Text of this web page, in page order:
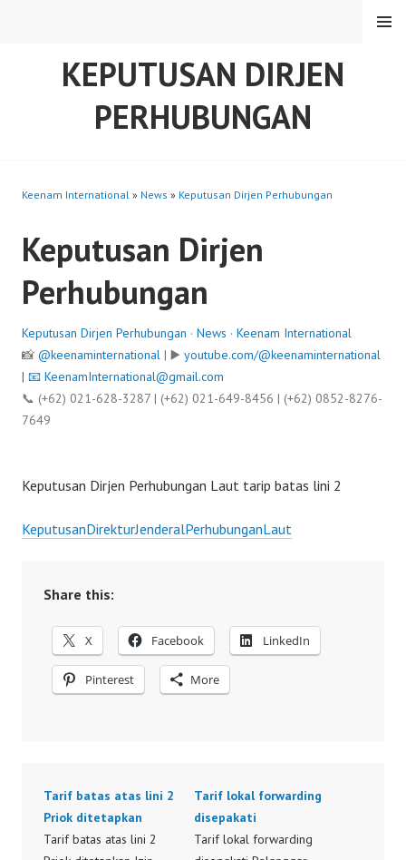
KEPUTUSAN DIRJEN
PERHUBUNGAN
MENU
Keenam International » News » Keputusan Dirjen Perhubungan
Keputusan Dirjen
Perhubungan
Keputusan Dirjen Perhubungan · News · Keenam International
📸 @keenaminternational | ▶️ youtube.com/@keenaminternational
| 📧 KeenamInternational@gmail.com
📞 (+62) 021-628-3287 | (+62) 021-649-8456 | (+62) 0852-8276-
7649
Keputusan Dirjen Perhubungan Laut tarip batas lini 2
KeputusanDirekturJenderalPerhubunganLaut
Share this:
X Facebook LinkedIn
Pinterest More
Tarif batas atas lini 2
Priok ditetapkan
Tarif batas atas lini 2
Tarif lokal forwarding
disepakati
Tarif lokal forwarding